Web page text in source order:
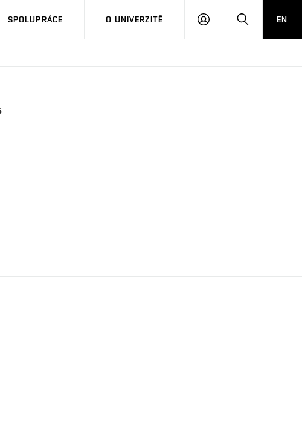
SPOLUPRÁCE O UNIVERZITĚ
PŘIHLÁSIT HLEDATEN